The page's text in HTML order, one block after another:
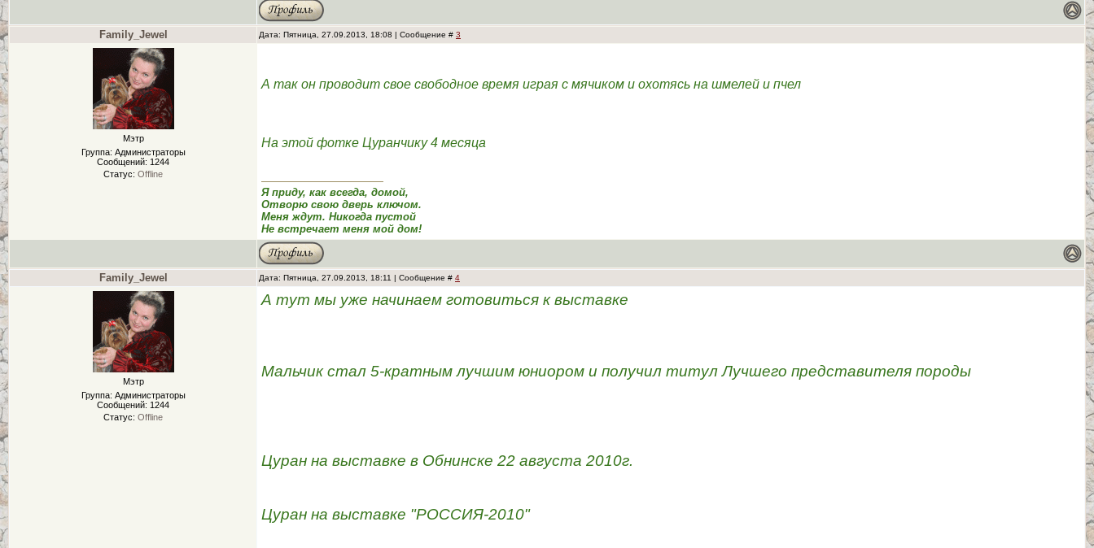
Family_Jewel Дата: Пятница, 27.09.2013, 18:08 | Сообщение # 3
Мэтр
Группа: Администраторы
Сообщений: 1244
Статус: Offline
А так он проводит свое свободное время играя с мячиком и охотясь на шмелей и пчел
На этой фотке Цуранчику 4 месяца
Я приду, как всегда, домой,
Отворю свою дверь ключом.
Меня ждут. Никогда пустой
Не встречает меня мой дом!
Family_Jewel Дата: Пятница, 27.09.2013, 18:11 | Сообщение # 4
Мэтр
Группа: Администраторы
Сообщений: 1244
Статус: Offline
А тут мы уже начинаем готовиться к выставке
Мальчик стал 5-кратным лучшим юниором и получил титул Лучшего представителя породы
Цуран на выставке в Обнинске 22 августа 2010г.
Цуран на выставке "РОССИЯ-2010"